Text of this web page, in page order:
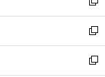
開
く
ウ
で
開
く
ィ
ン
ド
ウ
で
い
ウ
ィ
ン
ド
新
し
い
ウ
ィ
新
し
い
新